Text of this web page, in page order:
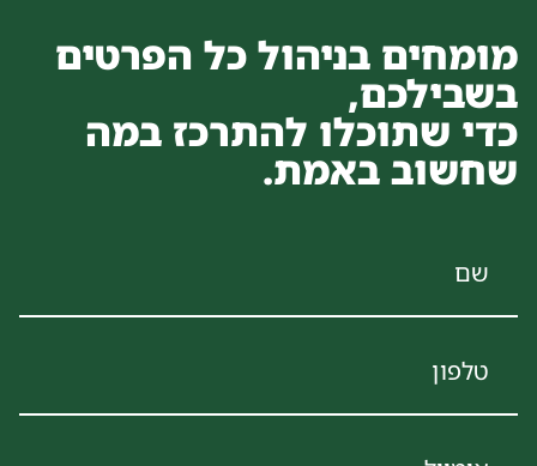
מומחים בניהול כל הפרטים
בשבילכם,
כדי שתוכלו להתרכז במה
שחשוב באמת.